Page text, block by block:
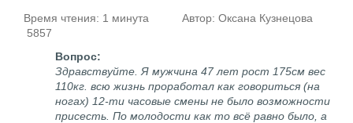
Время чтения: 1 минута Автор: Оксана Кузнецова
5857
Здравствуйте. Я мужчина 47 лет рост 175см вес
110кг. всю жизнь проработал как говориться (на
ногах) 12-ти часовые смены не было возможности
присесть. По молодости как то всё равно было, а